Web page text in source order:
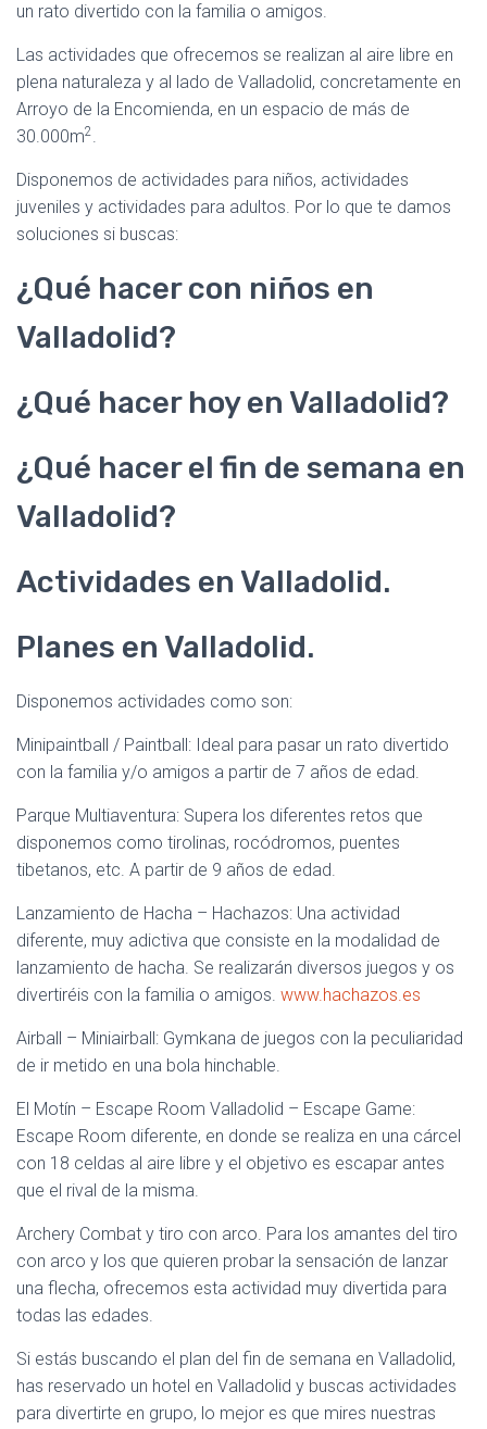
un rato divertido con la familia o amigos.
Las actividades que ofrecemos se realizan al aire libre en
plena naturaleza y al lado de Valladolid, concretamente en
Arroyo de la Encomienda, en un espacio de más de
30.000m2.
Disponemos de actividades para niños, actividades
juveniles y actividades para adultos. Por lo que te damos
soluciones si buscas:
¿Qué hacer con niños en
Valladolid?
¿Qué hacer hoy en Valladolid?
¿Qué hacer el fin de semana en
Valladolid?
Actividades en Valladolid.
Planes en Valladolid.
Disponemos actividades como son:
Minipaintball / Paintball: Ideal para pasar un rato divertido
con la familia y/o amigos a partir de 7 años de edad.
Parque Multiaventura: Supera los diferentes retos que
disponemos como tirolinas, rocódromos, puentes
tibetanos, etc. A partir de 9 años de edad.
Lanzamiento de Hacha – Hachazos: Una actividad
diferente, muy adictiva que consiste en la modalidad de
lanzamiento de hacha. Se realizarán diversos juegos y os
divertiréis con la familia o amigos. www.hachazos.es
Airball – Miniairball: Gymkana de juegos con la peculiaridad
de ir metido en una bola hinchable.
El Motín – Escape Room Valladolid – Escape Game:
Escape Room diferente, en donde se realiza en una cárcel
con 18 celdas al aire libre y el objetivo es escapar antes
que el rival de la misma.
Archery Combat y tiro con arco. Para los amantes del tiro
con arco y los que quieren probar la sensación de lanzar
una flecha, ofrecemos esta actividad muy divertida para
todas las edades.
Si estás buscando el plan del fin de semana en Valladolid,
has reservado un hotel en Valladolid y buscas actividades
para divertirte en grupo, lo mejor es que mires nuestras